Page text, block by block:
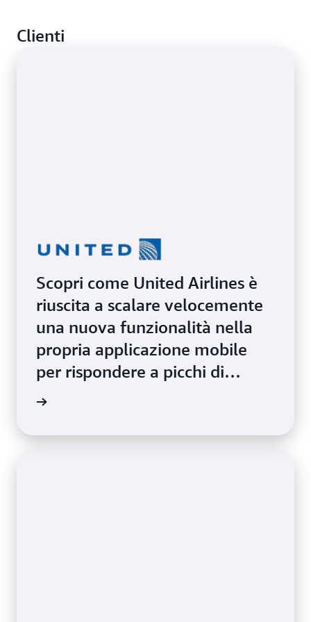
beneficiare della scalabilità, dell'agilità e delle
Clienti
Scopri come United Airlines è
riuscita a scalare velocemente
una nuova funzionalità nella
propria applicazione mobile
per rispondere a picchi di
utilizzo dei clienti tramite